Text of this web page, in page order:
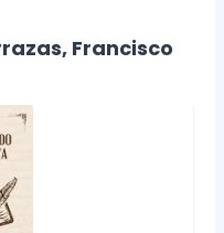
Francisco